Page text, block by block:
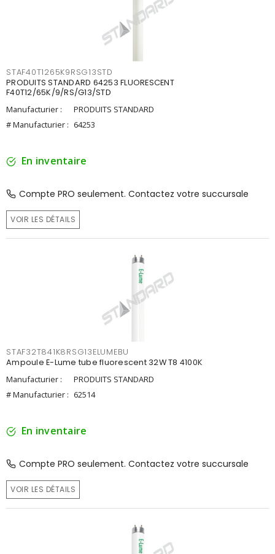
STAF40T1265K9RSG13STD
PRODUITS STANDARD 64253 FLUORESCENT
F40T12/65K/9/RS/G13/STD
Manufacturier :
PRODUITS STANDARD
# Manufacturier : 64253
En inventaire
Compte PRO seulement. Contactez votre succursale
VOIR LES DÉTAILS
STAF32T841K8RSG13ELUMEBU
Ampoule E-Lume tube fluorescent 32W T8 4100K
Manufacturier :
PRODUITS STANDARD
# Manufacturier : 62514
En inventaire
Compte PRO seulement. Contactez votre succursale
VOIR LES DÉTAILS